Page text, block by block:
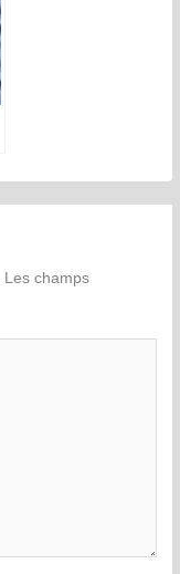
Les champs